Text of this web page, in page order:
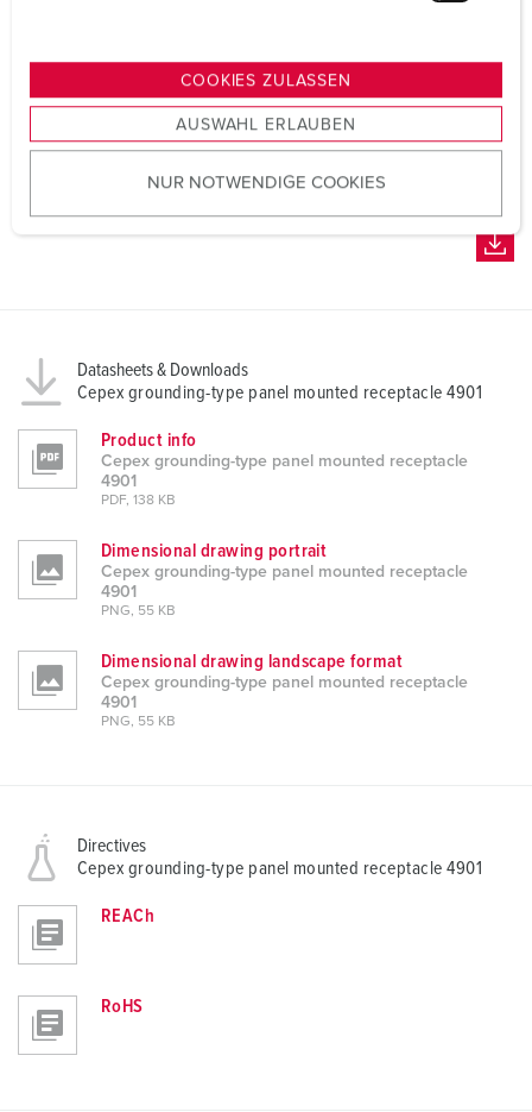
s
u
w
COOKIES ZULASSEN
AUSWAHL ERLAUBEN
NUR NOTWENDIGE COOKIES
Datasheets & Downloads
Cepex grounding-type panel mounted receptacle 4901
Product info
Cepex grounding-type panel mounted receptacle
4901
PDF, 138 KB
Dimensional drawing portrait
Cepex grounding-type panel mounted receptacle
4901
PNG, 55 KB
Dimensional drawing landscape format
Cepex grounding-type panel mounted receptacle
4901
PNG, 55 KB
Directives
Cepex grounding-type panel mounted receptacle 4901
REACh
RoHS